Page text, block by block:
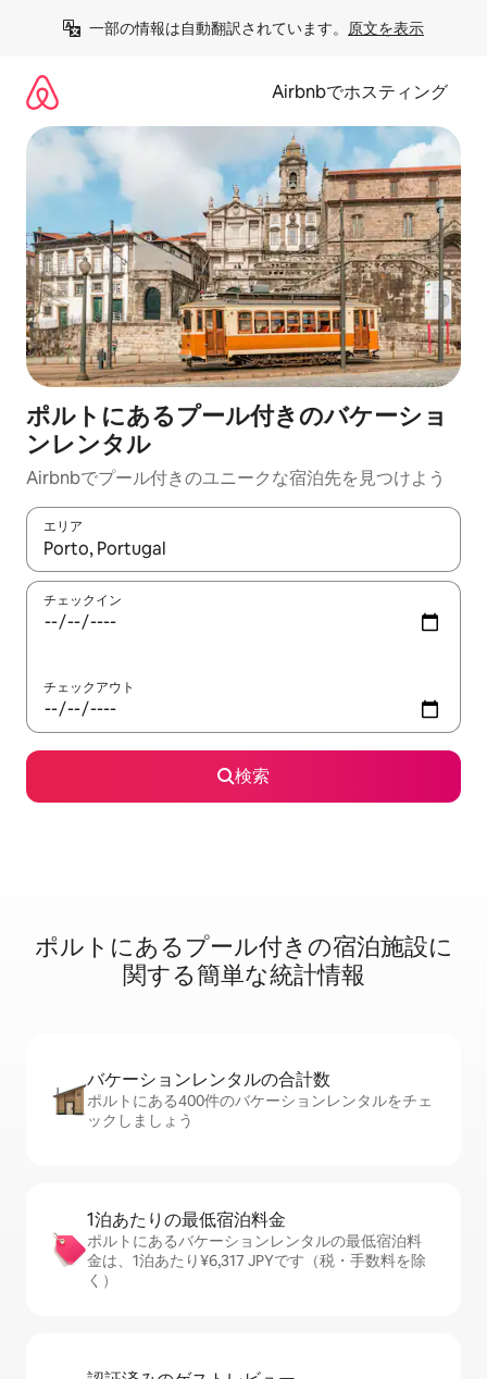
一部の情報は自動翻訳されています。 原文を表示
Airbnbでホスティング
ポルトにあるプール付きのバケーショ
ンレンタル
Airbnbでプール付きのユニークな宿泊先を見つけよう
エリア
検索結果が表示されたら、上下の矢印キーを使って移動するか
チェックイン
チェックアウト
検索
ポルトに⁠あ⁠るプ⁠ー⁠ル⁠付⁠き⁠の宿⁠泊⁠施⁠設⁠に
関⁠す⁠る簡⁠単⁠な統⁠計⁠情⁠報
バケーションレ⁠ン⁠タ⁠ル⁠の合⁠計⁠数
ポルトにある400件のバケーションレンタルをチェ
ックしましょう
1泊あたりの最⁠低⁠宿⁠泊⁠料⁠金
ポルトにあるバケーションレンタルの最低宿泊料
金は、1泊あたり¥6,317 JPYです（税・手数料を除
く）